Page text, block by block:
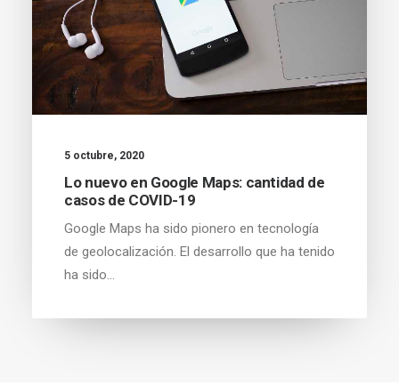
5 octubre, 2020
Lo nuevo en Google Maps: cantidad de
casos de COVID-19
Google Maps ha sido pionero en tecnología
de geolocalización. El desarrollo que ha tenido
ha sido…